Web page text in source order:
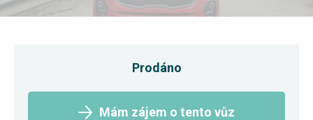
Prodáno
Mám zájem o tento vůz